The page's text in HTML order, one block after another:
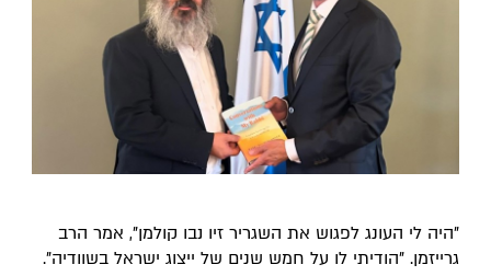
"היה לי העונג לפגוש את השגריר זיו נבו קולמן", אמר הרב
גרייזמן. "הודיתי לו על חמש שנים של ייצוג ישראל בשוודיה".